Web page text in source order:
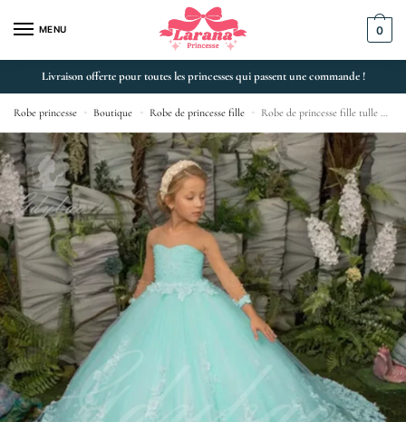
MENU 0
Livraison offerte pour toutes les princesses qui passent une commande !
Robe princesse » Boutique » Robe de princesse fille » Robe de princesse fille tulle floral pour mariage cortège 2023